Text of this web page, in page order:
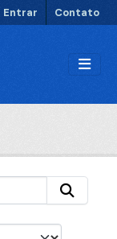
Entrar Contato